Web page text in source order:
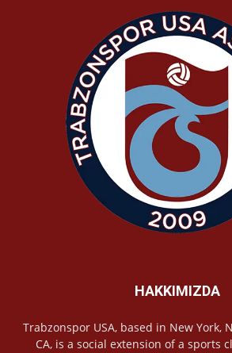
HAKKIMIZDA
Trabzonspor USA, based in New York,
CA, is a social extension of a sports